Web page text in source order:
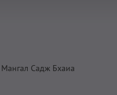
Мангал Садж Бхаиа